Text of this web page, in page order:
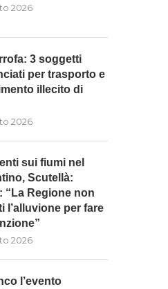
2026
3 soggetti
per trasporto e
illecito di
2026
sui fiumi nel
Scutellà:
“La Regione non
l’alluvione per fare
2026
l’evento